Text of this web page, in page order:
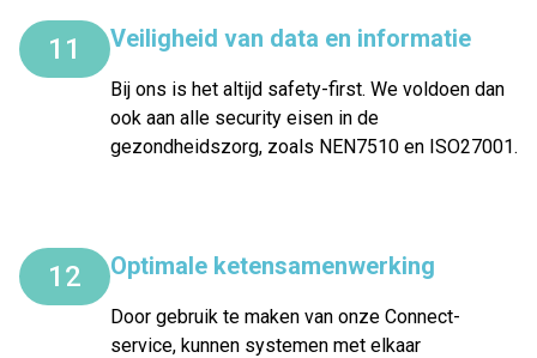
11 Veiligheid van data en informatie
Bij ons is het altijd safety-first. We voldoen dan
ook aan alle security eisen in de
gezondheidszorg, zoals NEN7510 en ISO27001.
12 Optimale ketensamenwerking
Door gebruik te maken van onze Connect-
service, kunnen systemen met elkaar